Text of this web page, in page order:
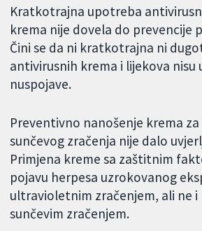
Kratkotrajna upotreba
krema nije dovela do prevencije
Čini se da ni kratkotrajna ni
antivirusnih krema i lijekova nisu
nuspojave.
Preventivno nanošenje krema
sunčevog zračenja nije dalo
Primjena kreme sa zaštitnim
pojavu herpesa uzrokovanog
ultravioletnim zračenjem, ali ne i
sunčevim zračenjem.